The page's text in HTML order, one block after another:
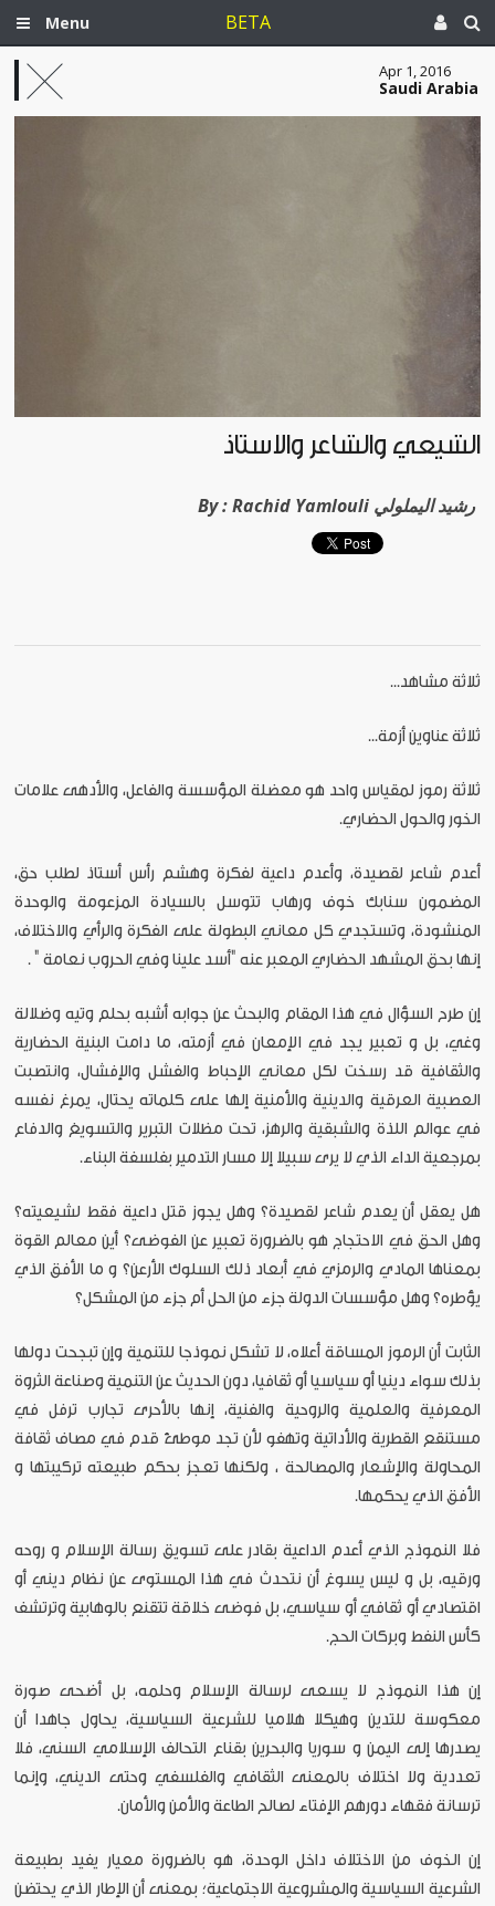
Menu BETA
Apr 1, 2016
Saudi Arabia
الشيعي والشاعر والأستاذ
By : Rachid Yamlouli رشيد اليملولي
ثلاثة مشاهد...
ثلاثة عناوين أزمة...
ثلاثة رموز لمقياس واحد هو معضلة المؤسسة والفاعل، والأدهى علامات
الخور والحول الحضاري.
أعدم شاعر لقصيدة، وأعدم داعية لفكرة وهشم رأس أستاذ لطلب حق،
المضمون سنابك خوف ورهاب تتوسل بالسيادة المزعومة والوحدة
المنشودة، وتستجدي كل معاني البطولة على الفكرة والرأي والاختلاف،
إنها بحق المشهد الحضاري المعبر عنه "أسد علينا وفي الحروب نعامة " .
إن طرح السؤال في هذا المقام والبحث عن جوابه أشبه بحلم وتيه وضلالة
وغي، بل و تعبير يجد في الإمعان في أزمته، ما دامت البنية الحضارية
والثقافية قد رسخت لكل معاني الإحباط والفشل والإفشال، وانتصبت
العصبية العرقية والدينية والأمنية إلها على كلماته يحتال، يمرغ نفسه
في عوالم اللذة والشبقية والرهز، تحت مظلات التبرير والتسويغ والدفاع
بمرجعية الداء الذي لا يرى سبيلا إلا مسار التدمير بفلسفة البناء.
هل يعقل أن يعدم شاعر لقصيدة؟ وهل يجوز قتل داعية فقط لشيعيته؟
وهل الحق في الاحتجاج هو بالضرورة تعبير عن الفوضى؟ أين معالم القوة
بمعناها المادي والرمزي في أبعاد ذلك السلوك الأرعن؟ و ما الأفق الذي
يؤطره؟ وهل مؤسسات الدولة جزء من الحل أم جزء من المشكل؟
الثابت أن الرموز المساقة أعلاه، لا تشكل نموذجا للتنمية وإن تبجحت دولها
بذلك سواء دينيا أو سياسيا أو ثقافيا، دون الحديث عن التنمية وصناعة الثروة
المعرفية والعلمية والروحية والفنية، إنها بالأحرى تجارب ترفل في
مستنقع القطرية والأداتية وتهفو لأن تجد موطئ قدم في مصاف ثقافة
المحاولة والإشعار والمصالحة ، ولكنها تعجز بحكم طبيعته تركيبتها و
الأفق الذي يحكمها.
فلا النموذج الذي أعدم الداعية بقادر على تسويق رسالة الإسلام و روحه
ورقيه، بل و ليس يسوغ أن نتحدث في هذا المستوى عن نظام ديني أو
اقتصادي أو ثقافي أو سياسي، بل فوضى خلاقة تتقنع بالوهابية وترتشف
كأس النفط وبركات الحج.
إن هذا النموذج لا يسعى لرسالة الإسلام وحلمه، بل أضحى صورة
معكوسة للتدين وهيكلا هلاميا للشرعية السياسية، يحاول جاهدا أن
يصدرها إلى اليمن و سوريا والبحرين بقناع التحالف الإسلامي السني، فلا
تعددية ولا اختلاف بالمعنى الثقافي والفلسفي وحتى الديني، وإنما
ترسانة فقهاء دورهم الإفتاء لصالح الطاعة والأمن والأمان.
إن الخوف من الاختلاف داخل الوحدة، هو بالضرورة معيار يفيد بطبيعة
الشرعية السياسية والمشروعية الاجتماعية؛ بمعنى أن الإطار الذي يحتضن